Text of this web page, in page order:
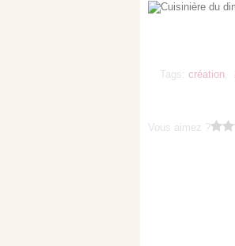
Tags: création,
Vous aimez ?